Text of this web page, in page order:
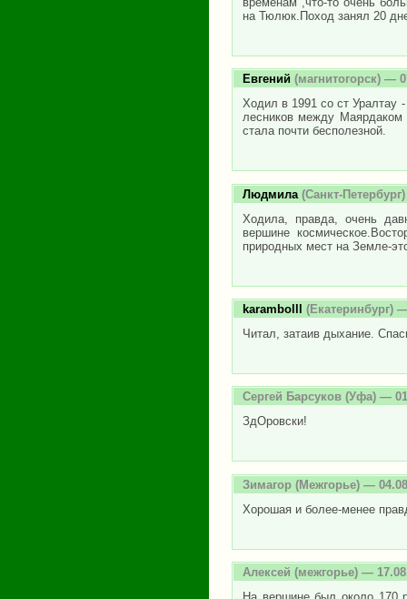
на Тюлюк.Поход занял 20
Евгений (магнитогорск) —
Ходил в 1991 со ст
лесников между
стала почти бесполезной.
Людмила (Санкт-
Ходила, правда, очень
вершине
природных мест на Земле-
karambolll
(Екатеринбург)
Читал, затаив дыхание.
Сергей Барсуков (Уфа) —
ЗдОровски!
Зимагор (Межгорье) —
Хорошая и более-менее
Алексей (межгорье) —